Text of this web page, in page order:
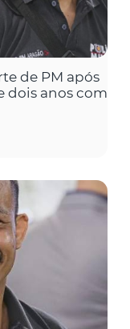
de PM após
dois anos com